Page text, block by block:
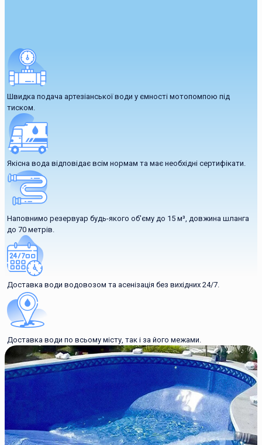
Швидка подача артезіанської води у ємності мотопомпою під
тиском.
Якісна вода відповідає всім нормам та має необхідні сертифікати.
Наповнимо резервуар будь-якого об'єму до 15 м³, довжина шланга
до 70 метрів.
Доставка води водовозом та асенізація без вихідних 24/7.
Доставка води по всьому місту, так і за його межами.